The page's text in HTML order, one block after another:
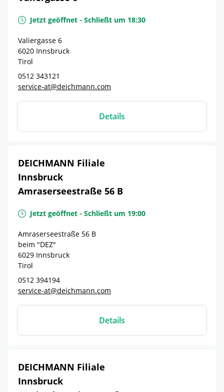
Jetzt geöffnet - Schließt um 18:30
Valiergasse 6
6020 Innsbruck
Tirol
0512 343121
service-at@deichmann.com
Details
DEICHMANN Filiale
Innsbruck
Amraserseestraße 56 B
Jetzt geöffnet - Schließt um 19:00
Amraserseestraße 56 B
beim "DEZ"
6029 Innsbruck
Tirol
0512 394194
service-at@deichmann.com
Details
DEICHMANN Filiale
Innsbruck